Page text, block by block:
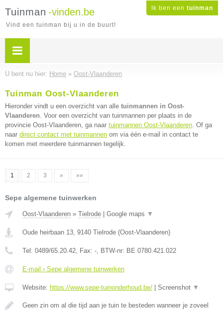
Ik ben een tuinman
Tuinman -vinden.be
Vind een tuinman bij u in de buurt!
U bent nu hier: Home » Oost-Vlaanderen
Tuinman Oost-Vlaanderen
Hieronder vindt u een overzicht van alle tuinmannen in Oost-
Vlaanderen. Voor een overzicht van tuinmannen per plaats in de
provincie Oost-Vlaanderen, ga naar tuinmannen Oost-Vlaanderen. Of ga
naar direct contact met tuinmannen om via één e-mail in contact te
komen met meerdere tuinmannen tegelijk.
1 2 3 » »»
Sepe algemene tuinwerken
Oost-Vlaanderen » Tielrode Google maps ▼
Oude heirbaan 13, 9140 Tielrode (Oost-Vlaanderen)
Tel: 0489/65.20.42, Fax: -, BTW-nr: BE 0780.421.022
E-mail › Sepe algemene tuinwerken
Website: https://www.sepe-tuinonderhoud.be/ Screenshot ▼
Geen zin om al die tijd aan je tuin te besteden wanneer je zoveel